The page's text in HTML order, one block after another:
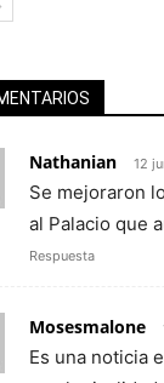
Nathanian 12
Se mejoraron
al Palacio que
Respuesta
Mosesmalone
Es una noticia